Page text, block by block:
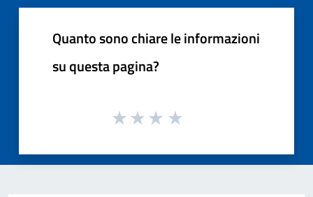
Quanto sono chiare le informazioni
su questa pagina?